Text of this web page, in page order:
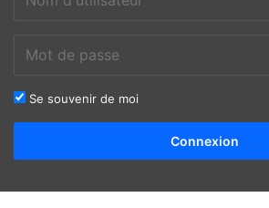
Se souvenir de moi
Connexion